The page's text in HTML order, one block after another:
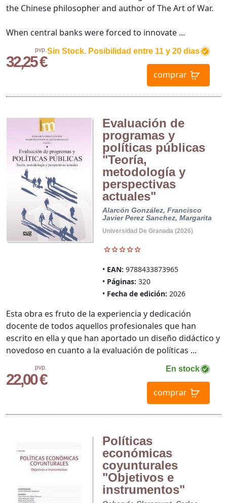
pvp.
32,25 €
Sin Stock. Posibilidad entre 11 y 20 dias
comprar
the Chinese philosopher and author of The Art of War.
When central banks were forced to innovate ...
Evaluación de
programas y
políticas públicas
"Teoría,
metodología y
perspectivas
actuales"
Alarcón González, Francisco
Javier Perez Sanchez, Margarita
Universidad De Granada (2026)
EAN: 9788433873965
Páginas: 320
Fecha de edición: 2026
pvp.
22,00 €
En stock
comprar
Esta obra es fruto de la experiencia y dedicación
docente de todos aquellos profesionales que han
escrito en ella y que han aportado un diseño didáctico y
novedoso en cuanto a la evaluación de políticas ...
Políticas
económicas
coyunturales
"Objetivos e
instrumentos"